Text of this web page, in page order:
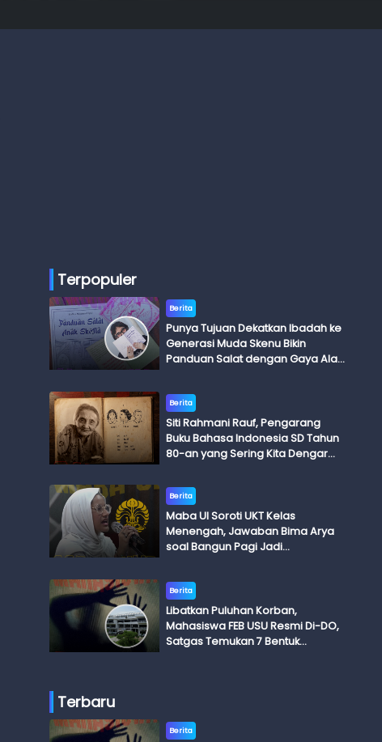
Terpopuler
Berita
Punya Tujuan Dekatkan Ibadah ke
Generasi Muda Skenu Bikin
Panduan Salat dengan Gaya Ala
Berita
Siti Rahmani Rauf, Pengarang
Buku Bahasa Indonesia SD Tahun
80-an yang Sering Kita Dengar
Adik Budi
Berita
Maba UI Soroti UKT Kelas
Menengah, Jawaban Bima Arya
soal Bangun Pagi Jadi
Berita
Libatkan Puluhan Korban,
Mahasiswa FEB USU Resmi Di-DO,
Satgas Temukan 7 Bentuk
Terbaru
Berita